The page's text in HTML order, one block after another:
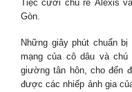
Tiệc cưới chú rể Alexis
Gòn.
Những giây phút chuẩn
mạng của cô dâu và
giường tân hôn, cho đến
được các nhiếp ảnh gia